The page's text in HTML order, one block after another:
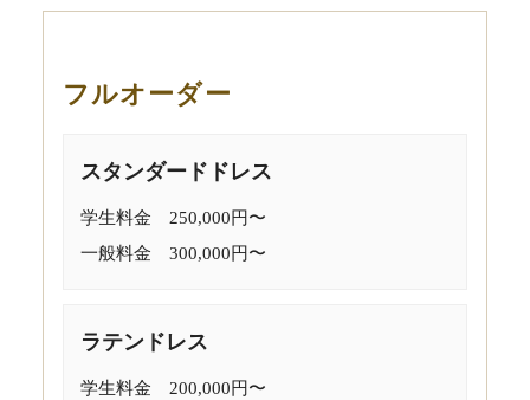
フルオーダー
スタンダードドレス
学生料金 250,000円〜
一般料金 300,000円〜
ラテンドレス
学生料金 200,000円〜